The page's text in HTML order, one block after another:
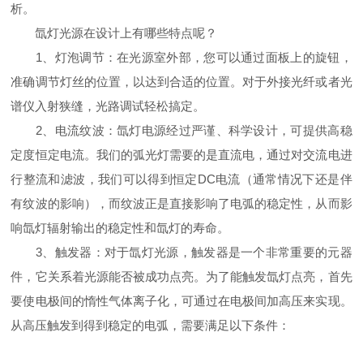
析。
氙灯光源在设计上有哪些特点呢？
1、灯泡调节：在光源室外部，您可以通过面板上的旋钮，
准确调节灯丝的位置，以达到合适的位置。对于外接光纤或者光
谱仪入射狭缝，光路调试轻松搞定。
2、电流纹波：氙灯电源经过严谨、科学设计，可提供高稳
定度恒定电流。我们的弧光灯需要的是直流电，通过对交流电进
行整流和滤波，我们可以得到恒定DC电流（通常情况下还是伴
有纹波的影响），而纹波正是直接影响了电弧的稳定性，从而影
响氙灯辐射输出的稳定性和氙灯的寿命。
3、触发器：对于氙灯光源，触发器是一个非常重要的元器
件，它关系着光源能否被成功点亮。为了能触发氙灯点亮，首先
要使电极间的惰性气体离子化，可通过在电极间加高压来实现。
从高压触发到得到稳定的电弧，需要满足以下条件：